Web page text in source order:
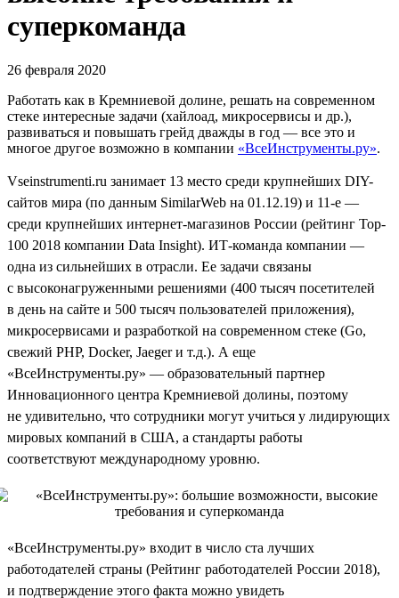
суперкоманда
26 февраля 2020
Работать как в Кремниевой долине, решать на современном
стеке интересные задачи (хайлоад, микросервисы и др.),
развиваться и повышать грейд дважды в год — все это и
многое другое возможно в компании «ВсеИнструменты.ру».
Vseinstrumenti.ru занимает 13 место среди крупнейших DIY-
сайтов мира (по данным SimilarWeb на 01.12.19) и 11-е —
среди крупнейших интернет-магазинов России (рейтинг Top-
100 2018 компании Data Insight). ИТ-команда компании —
одна из сильнейших в отрасли. Ее задачи связаны
с высоконагруженными решениями (400 тысяч посетителей
в день на сайте и 500 тысяч пользователей приложения),
микросервисами и разработкой на современном стеке (Go,
свежий PHP, Docker, Jaeger и т.д.). А еще
«ВсеИнструменты.ру» — образовательный партнер
Инновационного центра Кремниевой долины, поэтому
не удивительно, что сотрудники могут учиться у лидирующих
мировых компаний в США, а стандарты работы
соответствуют международному уровню.
«ВсеИнструменты.ру» входит в число ста лучших
работодателей страны (Рейтинг работодателей России 2018),
и подтверждение этого факта можно увидеть